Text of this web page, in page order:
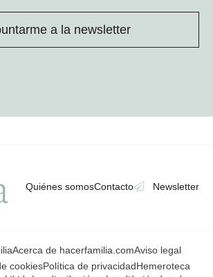
a la newsletter
Quiénes somosContacto Newsletter
Acerca de hacerfamilia.comAviso legal
cookiesPolítica de privacidadHemeroteca